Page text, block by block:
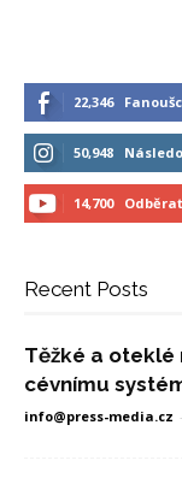
22,346
50,948
14,700
Recent Posts
Těžké a oteklé
cévnímu
info@press-media.cz -